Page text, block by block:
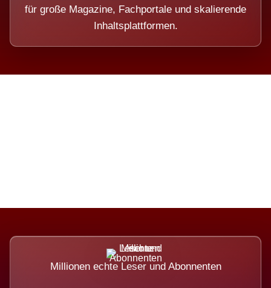
für große Magazine, Fachportale und skalierende
Inhaltsplattformen.
Millionen echte Leser und Abonnenten